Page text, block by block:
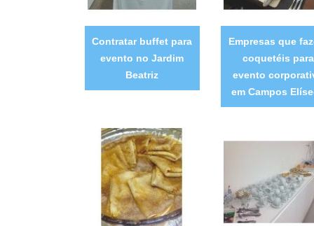
Contratar buffet para
evento no Jardim
Beatriz
Empresas que
coquetéis para
evento
em Campos